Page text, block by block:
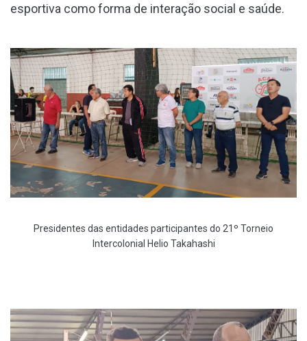
esportiva como forma de interação social e saúde.
Presidentes das entidades participantes do 21º Torneio
Intercolonial Helio Takahashi